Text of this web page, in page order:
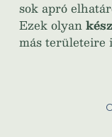
sok apró
Ezek olyan
más területeire